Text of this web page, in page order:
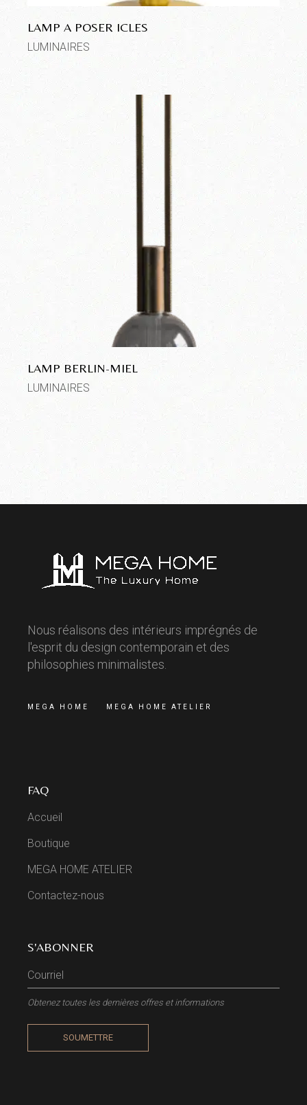
LAMP A POSER ICLES
LUMINAIRES
LAMP BERLIN-MIEL
LUMINAIRES
Nous réalisons des intérieurs imprégnés de
l'esprit du design contemporain et des
philosophies minimalistes.
MEGA HOME MEGA HOME ATELIER
FAQ
Accueil
Boutique
MEGA HOME ATELIER
Contactez-nous
S'ABONNER
Obtenez toutes les dernières offres et informations
SOUMETTRE